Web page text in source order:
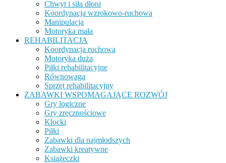
Chwyt i siła dłoni
Koordynacja wzrokowo-ruchowa
Manipulacja
Motoryka mała
REHABILITACJA
Koordynacja ruchowa
Motoryka duża
Piłki rehabilitacyjne
Równowaga
Sprzęt rehabilitacyjny
ZABAWKI WSPOMAGAJĄCE ROZWÓJ
Gry logiczne
Gry zręcznościowe
Klocki
Piłki
Zabawki dla najmłodszych
Zabawki kreatywne
Książeczki